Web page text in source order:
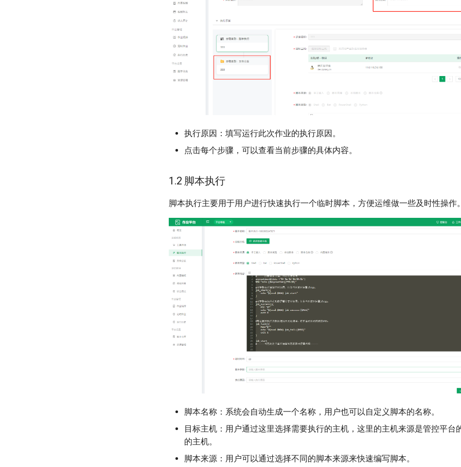
执行原因：填写运行此次作业的执行原因。
点击每个步骤，可以查看当前步骤的具体内容。
1.2 脚本执行
脚本执行主要用于用户进行快速执行一个临时脚本，方便运维做一些及时性操作
脚本名称：系统会自动生成一个名称，用户也可以自定义脚本的名称。
目标主机：用户通过这里选择需要执行的主机，这里的主机来源是管控平台
的主机。
脚本来源：用户可以通过选择不同的脚本来源来快速编写脚本。